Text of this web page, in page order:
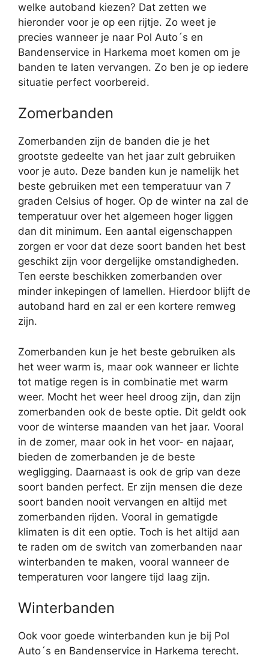
welke autoband kiezen? Dat zetten we
hieronder voor je op een rijtje. Zo weet je
precies wanneer je naar Pol Auto´s en
Bandenservice in Harkema moet komen om je
banden te laten vervangen. Zo ben je op iedere
situatie perfect voorbereid.
Zomerbanden
Zomerbanden zijn de banden die je het
grootste gedeelte van het jaar zult gebruiken
voor je auto. Deze banden kun je namelijk het
beste gebruiken met een temperatuur van 7
graden Celsius of hoger. Op de winter na zal de
temperatuur over het algemeen hoger liggen
dan dit minimum. Een aantal eigenschappen
zorgen er voor dat deze soort banden het best
geschikt zijn voor dergelijke omstandigheden.
Ten eerste beschikken zomerbanden over
minder inkepingen of lamellen. Hierdoor blijft de
autoband hard en zal er een kortere remweg
zijn.
Zomerbanden kun je het beste gebruiken als
het weer warm is, maar ook wanneer er lichte
tot matige regen is in combinatie met warm
weer. Mocht het weer heel droog zijn, dan zijn
zomerbanden ook de beste optie. Dit geldt ook
voor de winterse maanden van het jaar. Vooral
in de zomer, maar ook in het voor- en najaar,
bieden de zomerbanden je de beste
wegligging. Daarnaast is ook de grip van deze
soort banden perfect. Er zijn mensen die deze
soort banden nooit vervangen en altijd met
zomerbanden rijden. Vooral in gematigde
klimaten is dit een optie. Toch is het altijd aan
te raden om de switch van zomerbanden naar
winterbanden te maken, vooral wanneer de
temperaturen voor langere tijd laag zijn.
Winterbanden
Ook voor goede winterbanden kun je bij Pol
Auto´s en Bandenservice in Harkema terecht.